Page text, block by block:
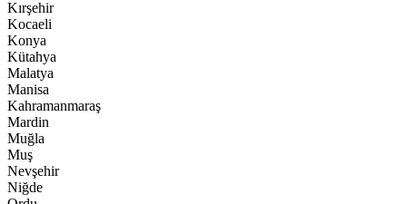
Kırşehir
Kocaeli
Konya
Kütahya
Malatya
Manisa
Kahramanmaraş
Mardin
Muğla
Muş
Nevşehir
Niğde